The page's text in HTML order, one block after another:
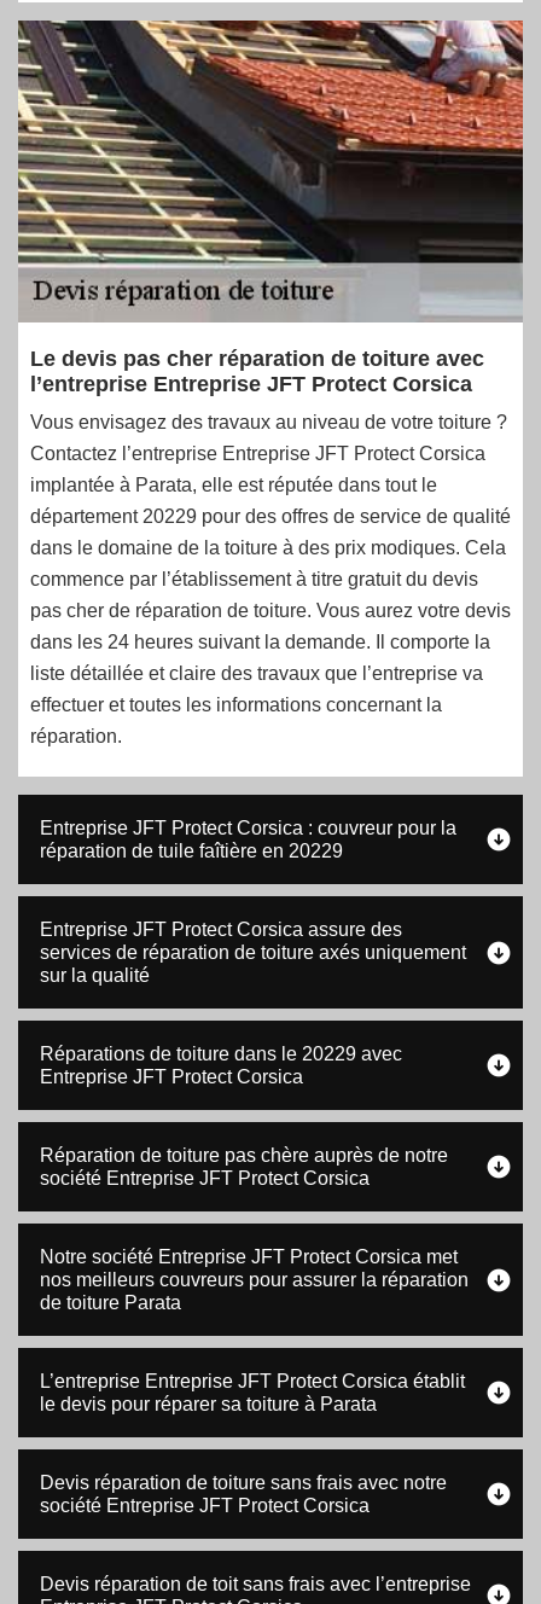
Le devis pas cher réparation de toiture avec
l’entreprise Entreprise JFT Protect Corsica
Vous envisagez des travaux au niveau de votre toiture ?
Contactez l’entreprise Entreprise JFT Protect Corsica
implantée à Parata, elle est réputée dans tout le
département 20229 pour des offres de service de qualité
dans le domaine de la toiture à des prix modiques. Cela
commence par l’établissement à titre gratuit du devis
pas cher de réparation de toiture. Vous aurez votre devis
dans les 24 heures suivant la demande. Il comporte la
liste détaillée et claire des travaux que l’entreprise va
effectuer et toutes les informations concernant la
réparation.
Entreprise JFT Protect Corsica : couvreur pour la
réparation de tuile faîtière en 20229
Entreprise JFT Protect Corsica assure des
services de réparation de toiture axés uniquement
sur la qualité
Réparations de toiture dans le 20229 avec
Entreprise JFT Protect Corsica
Réparation de toiture pas chère auprès de notre
société Entreprise JFT Protect Corsica
Notre société Entreprise JFT Protect Corsica met
nos meilleurs couvreurs pour assurer la réparation
de toiture Parata
L’entreprise Entreprise JFT Protect Corsica établit
le devis pour réparer sa toiture à Parata
Devis réparation de toiture sans frais avec notre
société Entreprise JFT Protect Corsica
Devis réparation de toit sans frais avec l’entreprise